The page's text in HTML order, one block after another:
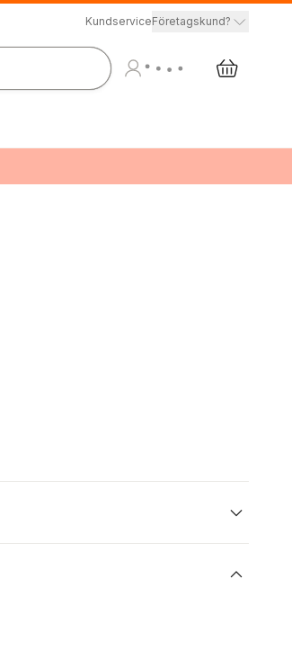
KundserviceFöretagskund?